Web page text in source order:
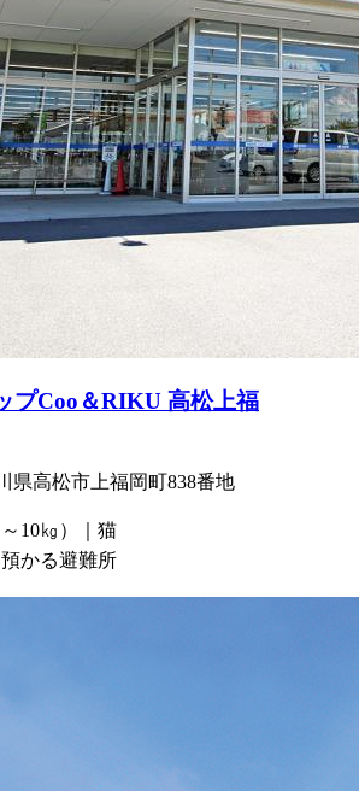
プCoo＆RIKU 高松上福
県高松市上福岡町838番地
10㎏）｜猫
かる避難所